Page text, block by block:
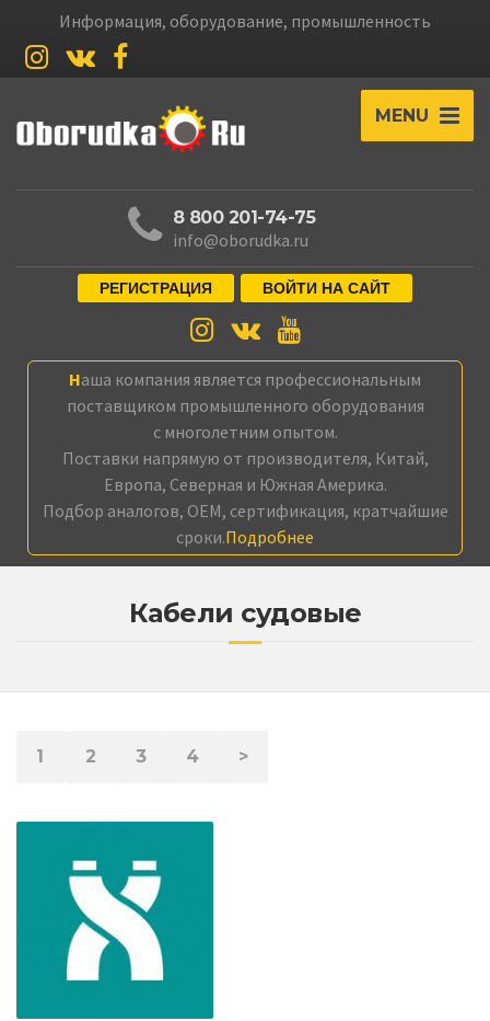
Информация, оборудование, промышленность
MENU
8 800 201-74-75
info@oborudka.ru
РЕГИСТРАЦИЯ ВОЙТИ НА САЙТ
Наша компания является профессиональным
поставщиком промышленного оборудования
с многолетним опытом.
Поставки напрямую от производителя, Китай,
Европа, Северная и Южная Америка.
Подбор аналогов, OEM, сертификация, кратчайшие
сроки.Подробнее
Кабели судовые
1 2 3 4 >